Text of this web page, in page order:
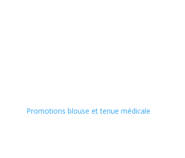
Promotions blouse et tenue médicale